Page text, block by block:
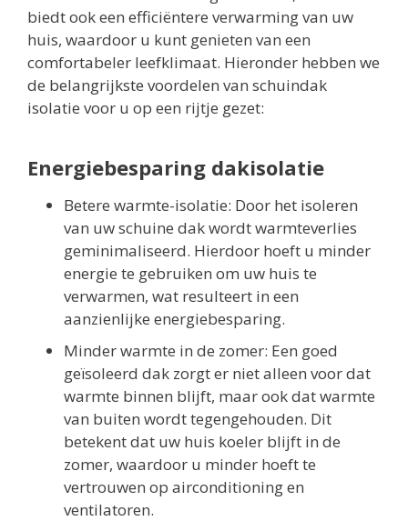
biedt ook een efficiëntere verwarming van uw
huis, waardoor u kunt genieten van een
comfortabeler leefklimaat. Hieronder hebben we
de belangrijkste voordelen van schuindak
isolatie voor u op een rijtje gezet:
Energiebesparing dakisolatie
Betere warmte-isolatie: Door het isoleren
van uw schuine dak wordt warmteverlies
geminimaliseerd. Hierdoor hoeft u minder
energie te gebruiken om uw huis te
verwarmen, wat resulteert in een
aanzienlijke energiebesparing.
Minder warmte in de zomer: Een goed
geïsoleerd dak zorgt er niet alleen voor dat
warmte binnen blijft, maar ook dat warmte
van buiten wordt tegengehouden. Dit
betekent dat uw huis koeler blijft in de
zomer, waardoor u minder hoeft te
vertrouwen op airconditioning en
ventilatoren.